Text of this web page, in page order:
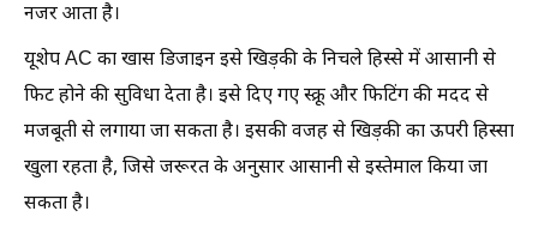
नजर आता है।
यूशेप AC का खास डिजाइन इसे खिड़की के निचले हिस्से में आसानी से
फिट होने की सुविधा देता है। इसे दिए गए स्क्रू और फिटिंग की मदद से
मजबूती से लगाया जा सकता है। इसकी वजह से खिड़की का ऊपरी हिस्सा
खुला रहता है, जिसे जरूरत के अनुसार आसानी से इस्तेमाल किया जा
सकता है।